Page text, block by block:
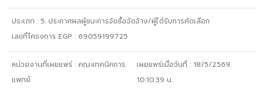
ประเภท : 5. ประกาศผลผู้ชนะการจัดซื้อจัดจ้าง/ผู้ได้รับการคัดเลือก
เลขที่โครงการ EGP : 69059199725
หน่วยงานที่เผยแพร่ : คณะเทคนิคการ
แพทย์
เผยแพร่เมื่อวันที่ : 18/5/2569
10:10:39 น.